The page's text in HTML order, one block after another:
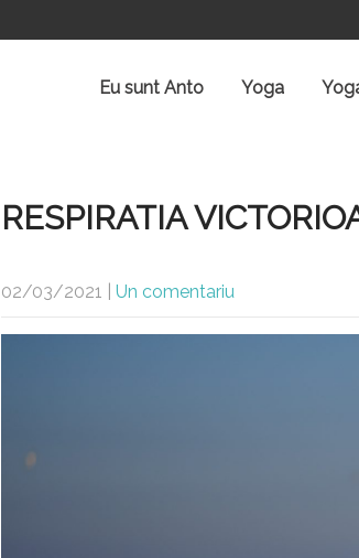
Eu sunt Anto Yoga
RESPIRATIA
02/03/2021 Un comentariu